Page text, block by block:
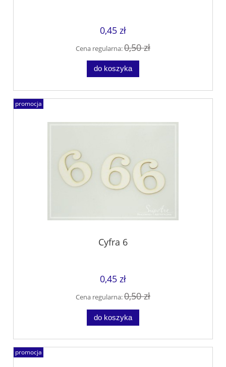
0,45 zł
Cena regularna:0,50 zł
do koszyka
Cyfra 6
0,45 zł
Cena regularna:0,50 zł
do koszyka
promocja
promocja